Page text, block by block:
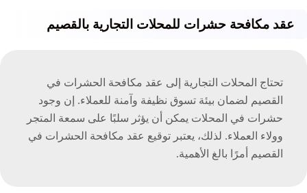
عقد مكافحة حشرات للمحلات التجارية بالقصيم
تحتاج المحلات التجارية إلى عقد مكافحة الحشرات في
القصيم لضمان بيئة تسوق نظيفة وآمنة للعملاء. إن وجود
حشرات في المحلات يمكن أن يؤثر سلبًا على سمعة المتجر
وولاء العملاء. لذلك، يعتبر توقيع عقد مكافحة الحشرات في
القصيم أمرًا بالغ الأهمية.